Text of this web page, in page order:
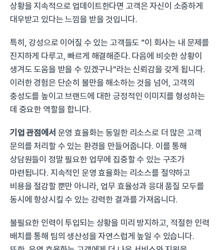
상황을 지속적으로 업데이트한다면 고객은 자신이 소중하게
대우받고 있다는 느낌을 받을 것입니다.
특히, 강성으로 이어질 수 있는 고객들도 "이 회사는 내 문제를
진지하게 다루고, 빠르게 해결해준다. 다음에 비슷한 상황이
생겨도 도움을 받을 수 있겠구나"라는 신뢰감을 갖게 됩니다.
이러한 경험은 단순히 불만을 해소하는 것을 넘어, 고객의
충성도를 높이고 브랜드에 대한 긍정적인 이미지를 형성하는
데 중요한 역할을 합니다.
기업 관점에서 운영 효율화는 동일한 리소스로 더 많은 고객
문의를 처리할 수 있는 환경을 만들어줍니다. 이를 통해
상담원들이 정말 필요한 업무에 집중할 수 있는 구조가
마련됩니다. 지속적인 운영 효율화는 리소스를 절약하고
비용을 절감할 뿐만 아니라, 업무 효율성과 응대 품질 모두를
동시에 향상시킬 수 있는 강력한 결과를 가져옵니다.
불필요한 인력이 투입되는 상황을 미리 방지하고, 적절한 인력
배치를 통해 팀의 생산성을 자연스럽게 높일 수 있습니다.